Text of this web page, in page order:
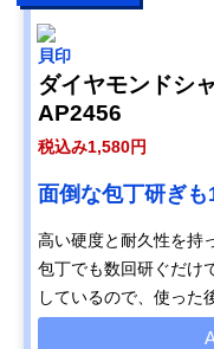
貝印
ダイヤモンドシ
AP2456
税込み1,580円
面倒な包丁研ぎ
高い硬度と耐久性を持
包丁でも数回研ぐだけ
しているので、使った